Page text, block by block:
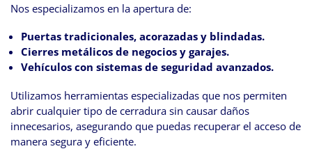
Nos especializamos en la apertura de:
Puertas tradicionales, acorazadas y blindadas.
Cierres metálicos de negocios y garajes.
Vehículos con sistemas de seguridad avanzados.
Utilizamos herramientas especializadas que nos permiten
abrir cualquier tipo de cerradura sin causar daños
innecesarios, asegurando que puedas recuperar el acceso de
manera segura y eficiente.